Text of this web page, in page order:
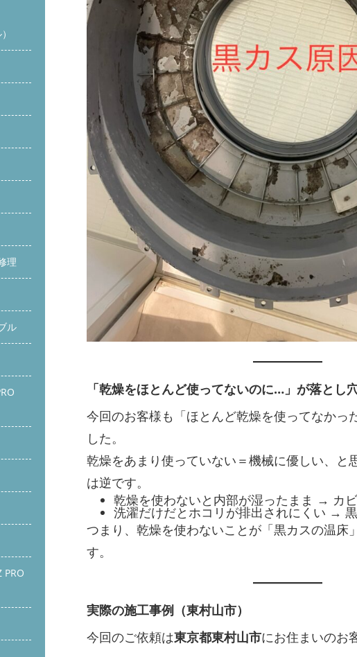
「乾燥をほとんど使ってないのに…」が落とし
今回のお客様も「ほとんど乾燥を使ってなかっ
した。
乾燥をあまり使っていない＝機械に優しい、と
は逆です。
乾燥を使わないと内部が湿ったまま → カ
洗濯だけだとホコリが排出されにくい →
つまり、乾燥を使わないことが「黒カスの温床
す。
実際の施工事例（東村山市）
今回のご依頼は東京都東村山市にお住まいのお
理
ル
PRO